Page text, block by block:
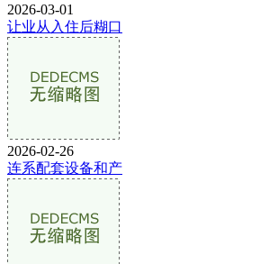
2026-03-01
让业从入住后糊口
2026-02-26
连系配套设备和产